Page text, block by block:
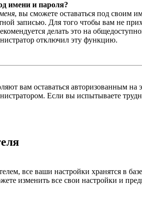
имени и пароля?
, вы сможете оставаться под своим
записью. Для того чтобы вам не
делать это на
отключил эту функцию.
вам оставаться авторизованным
Если вы испытываете
все ваши настройки хранятся в
изменить все свои настройки и